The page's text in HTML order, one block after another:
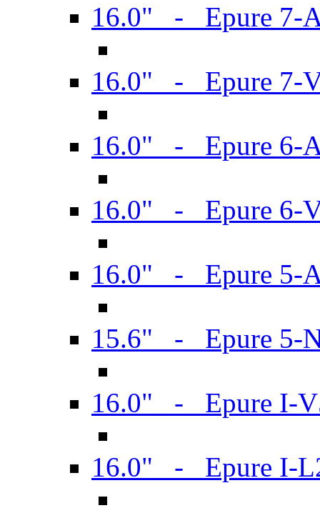
16.0" - Epure 7-
16.0" - Epure 7-
16.0" - Epure 6-
16.0" - Epure 6-
16.0" - Epure 5-
15.6" - Epure 5-
16.0" - Epure I-
16.0" - Epure I-